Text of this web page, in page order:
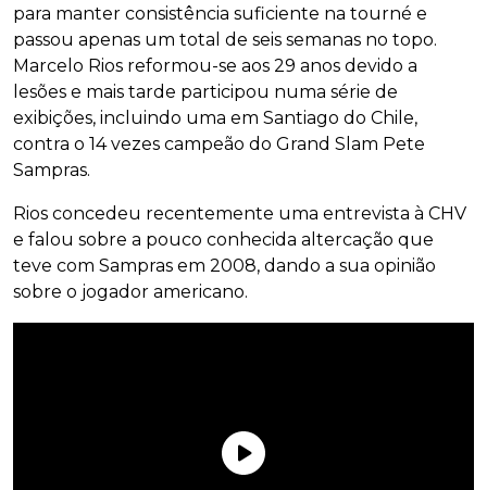
para manter consistência suficiente na tourné e
passou apenas um total de seis semanas no topo.
Marcelo Rios reformou-se aos 29 anos devido a
lesões e mais tarde participou numa série de
exibições, incluindo uma em Santiago do Chile,
contra o 14 vezes campeão do Grand Slam Pete
Sampras.
Rios concedeu recentemente uma entrevista à CHV
e falou sobre a pouco conhecida altercação que
teve com Sampras em 2008, dando a sua opinião
sobre o jogador americano.